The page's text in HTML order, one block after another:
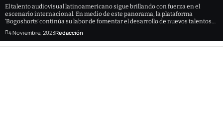
El talento audiovisual latinoamericano sigue brillando con fuerza en el
escenario internacional. En medio de este panorama, la plataforma
‘Bogoshorts’ continúa su labor de fomentar el desarrollo de nuevos talentos…
4 Noviembre, 2023Redacción